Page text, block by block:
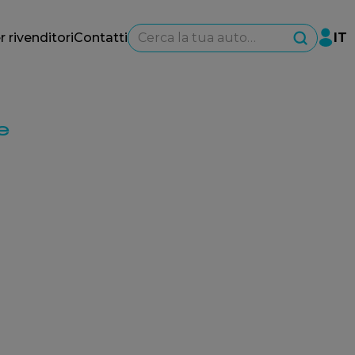
rivenditoriContatti Cerca la tua auto… IT